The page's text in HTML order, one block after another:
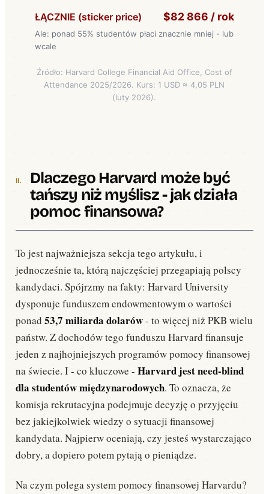
ŁĄCZNIE (sticker price) $82 866 / rok
Ale: ponad 55% studentów płaci znacznie mniej - lub
wcale
Źródło: Harvard College Financial Aid Office, Cost of
Attendance 2025/2026. Kurs: 1 USD ≈ 4,05 PLN
(luty 2026).
Dlaczego Harvard może być
tańszy niż myślisz - jak działa
pomoc finansowa?
To jest najważniejsza sekcja tego artykułu, i
jednocześnie ta, którą najczęściej przegapiają polscy
kandydaci. Spójrzmy na fakty: Harvard University
dysponuje funduszem endowmentowym o wartości
ponad 53,7 miliarda dolarów- to więcej niż PKB wielu
państw. Z dochodów tego funduszu Harvard finansuje
jeden z najhojniejszych programów pomocy finansowej
na świecie. I - co kluczowe - Harvard jest need-blind
dla studentów międzynarodowych. To oznacza, że
komisja rekrutacyjna podejmuje decyzję o przyjęciu
bez jakiejkolwiek wiedzy o sytuacji finansowej
kandydata. Najpierw oceniają, czy jesteś wystarczająco
dobry, a dopiero potem pytają o pieniądze.
Na czym polega system pomocy finansowej Harvardu?